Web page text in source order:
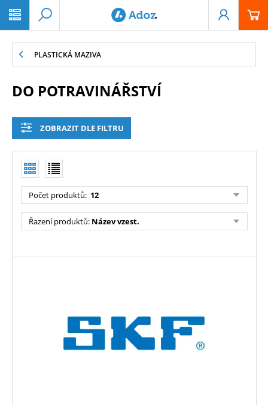
PLASTICKÁ MAZIVA
DO POTRAVINÁŘSTVÍ
ZOBRAZIT DLE FILTRU
Počet produktů: 12
Řazení produktů: Název vzest.